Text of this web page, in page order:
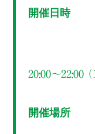
開催日時
20:00～22:00 （
開催場所